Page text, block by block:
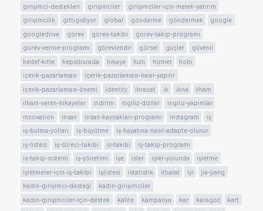
girişimci-destekleri
girişimciler
girişimciler-için-melek-yatırım
girişimcilik
gittigidiyor global gönderme göndermek
google
googledrive
görev gorev-takibi
gorev-takip-programı
gorev-verme-programı
görevlendir görsel güçler
güvenli
hedef-kitle
hepsiburada hikaye hızlı hizmet
hobi
içerik-pazarlaması
içerik-pazarlaması-nasıl-yapılır
içerik-pazarlaması-önemi
identity ihracat ik ikna
ilham
ilham-veren-hikayeler
indirim ingiliz-diziler
ingiliz-yapimlar
innovation
insan insan-kaynakları-programı instagram
iş
iş-bulma-yolları
iş-büyütme
iş-hayatına-nasıl-adapte-olunur
iş-listesi
iş-süreci-takibi is-takibi
iş-takip-programı
is-takip-sistemi
iş-yönetimi işe isler işler-yolunda
işletme
işletmeler-için-iş-takibi
işlistesi istatistik ithalat iyi
jia-jiang
kadın-girişimci-desteği
kadın-girişimciler
kadın-girişimciler-için-destek
kalite kampanya kar karagoz
kart